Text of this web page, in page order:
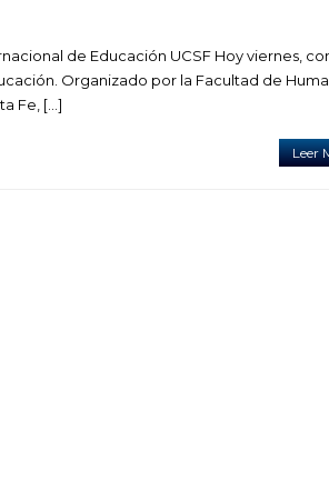
de Educación UCSF Hoy viernes,
Organizado por la Facultad de
Fe, […]
Leer